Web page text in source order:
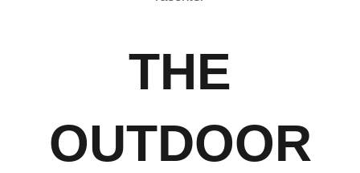
THE
OUTDOOR